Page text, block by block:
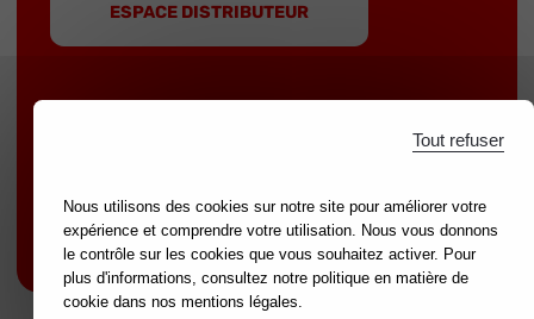
ESPACE DISTRIBUTEUR
Marques partenaires : mondelin.fr-leborgne.fr
Mentions légales
Nous utilisons des cookies sur notre site pour améliorer votre
expérience et comprendre votre utilisation. Nous vous donnons
le contrôle sur les cookies que vous souhaitez activer. Pour
plus d'informations, consultez notre politique en matière de
cookie dans nos mentions légales.
Tout refuser